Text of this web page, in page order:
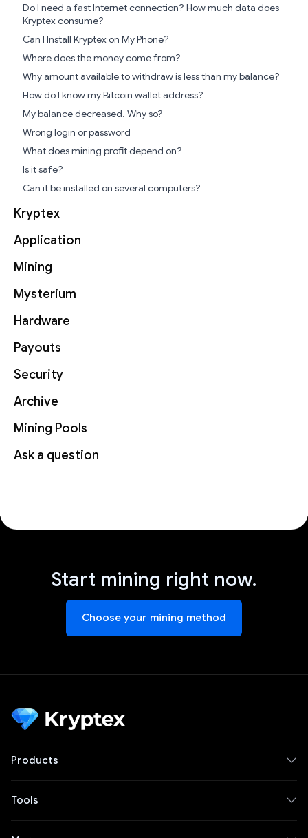
Do I need a fast Internet connection? How much data does
Kryptex consume?
Can I Install Kryptex on My Phone?
Where does the money come from?
Why amount available to withdraw is less than my balance?
How do I know my Bitcoin wallet address?
My balance decreased. Why so?
Wrong login or password
What does mining profit depend on?
Is it safe?
Can it be installed on several computers?
Kryptex
Application
Mining
Mysterium
Hardware
Payouts
Security
Archive
Mining Pools
Ask a question
Start mining right now.
Choose your mining method
Products
Tools